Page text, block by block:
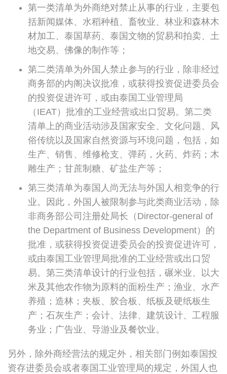
第一类清单为外商绝对禁止从事的行业，主要包
括新闻媒体、水稻种植、畜牧业、林业和森林木
材加工、泰国草药、泰国文物的贸易和拍卖、土
地交易、佛像的制作等；
第二类清单为外国人禁止参与的行业，除非经过
商务部的内阁决议批准，或获得投资促进委员会
的投资促进许可，或由泰国工业管理局
（IEAT）批准的工业经营或出口贸易。第二类
清单上的商业活动涉及国家安全、文化问题、风
俗传统以及国家自然资源与环境问题，包括，如
生产、销售、维修枪支、弹药，火药、炸药；木
雕生产；甘蔗制糖、矿盐生产等；
第三类清单为泰国人尚无法与外国人相竞争的行
业。因此，外国人被限制参与此类商业活动，除
非商务部公司注册处局长（Director-general of
the Department of Business Development）的
批准，或获得投资促进委员会的投资促进许可，
或由泰国工业管理局批准的工业经营或出口贸
易。第三类清单设计的行业包括，碾米业、以大
米及其他农作物为原料的面粉生产；渔业、水产
养殖；造林；夹板、胶合板、纸板及硬纸板生
产；石灰生产；会计、法律、建筑设计、工程服
务业；广告业、导游业及餐饮业。
另外，除外商经营法的规定外，相关部门例如泰国投
资存进委员会或者泰国工业管理局的规定，外国人也